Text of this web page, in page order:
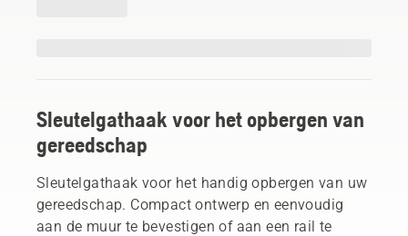
Sleutelgathaak voor het opbergen van
gereedschap
Sleutelgathaak voor het handig opbergen van uw
gereedschap. Compact ontwerp en eenvoudig
aan de muur te bevestigen of aan een rail te